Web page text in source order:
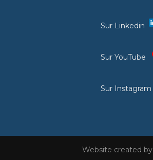
Sur Linkedin
Sur YouTube
Sur Instagram
Website created by